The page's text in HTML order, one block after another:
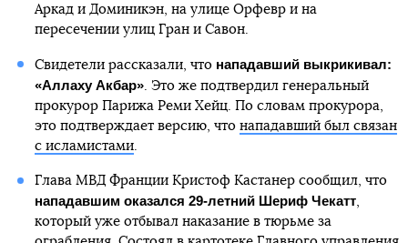
Аркад и Доминикэн, на улице Орфевр и на
пересечении улиц Гран и Савон.
Свидетели рассказали, что нападавший выкрикивал:
«Аллаху Акбар». Это же подтвердил генеральный
прокурор Парижа Реми Хейц. По словам прокурора,
это подтверждает версию, что нападавший был связан
с исламистами.
Глава МВД Франции Кристоф Кастанер сообщил, что
нападавшим оказался 29-летний Шериф Чекатт,
который уже отбывал наказание в тюрьме за